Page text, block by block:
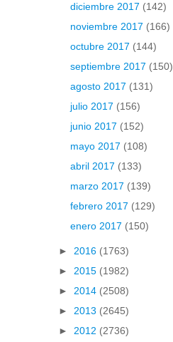
diciembre 2017 (142)
noviembre 2017 (166)
octubre 2017 (144)
septiembre 2017 (150)
agosto 2017 (131)
julio 2017 (156)
junio 2017 (152)
mayo 2017 (108)
abril 2017 (133)
marzo 2017 (139)
febrero 2017 (129)
enero 2017 (150)
► 2016 (1763)
► 2015 (1982)
► 2014 (2508)
► 2013 (2645)
► 2012 (2736)